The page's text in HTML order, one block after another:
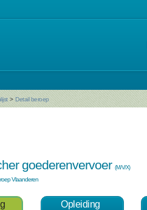
> Detail beroep
goederenvervoer (M/V/X)
Vlaanderen
Opleiding